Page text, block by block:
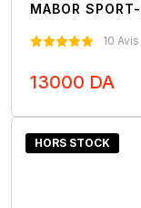
MABOR
10 Avis
13000 DA
HORS STOCK